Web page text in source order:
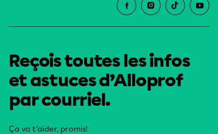
Reçois toutes les infos
et astuces d’Alloprof
par courriel.
Ça va t’aider, promis!